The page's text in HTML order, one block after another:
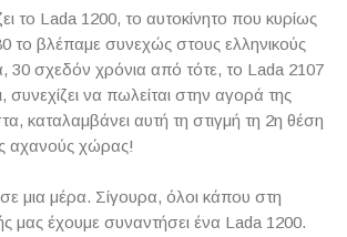
το Lada 1200, το αυτοκίνητο που κυρίως
το βλέπαμε συνεχώς στους ελληνικούς
30 σχεδόν χρόνια από τότε, το Lada 2107
να πωλείται στην αγορά της
καταλαμβάνει αυτή τη στιγμή τη 2η θέση
αχανούς χώρας!
μια μέρα. Σίγουρα, όλοι κάπου στη
μας έχουμε συναντήσει ένα Lada 1200.